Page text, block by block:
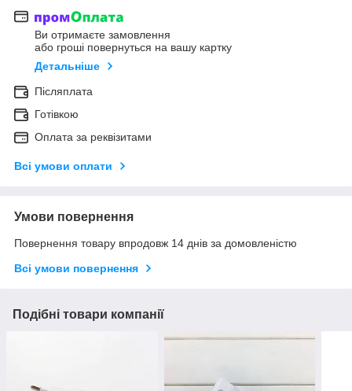
Ви отримаєте замовлення
або гроші повернуться на вашу картку
Детальніше
Післяплата
Готівкою
Оплата за реквізитами
Всі умови оплати
Умови повернення
Повернення товару впродовж 14 днів за домовленістю
Всі умови повернення
Подібні товари компанії